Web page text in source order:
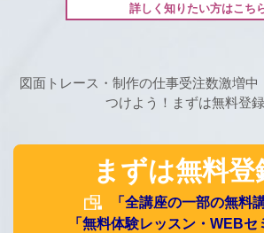
詳しく知りたい方はこち
図面トレース・制作の仕事受注数激増中
つけよう！まずは無料登録
まずは無料登
「全講座の一部の無料
「無料体験レッスン・WEBセ